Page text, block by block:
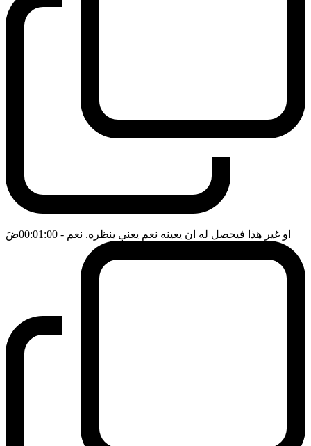
او غير هذا فيحصل له ان يعينه نعم يعني ينظره. نعم - 00:01:00 ضَ